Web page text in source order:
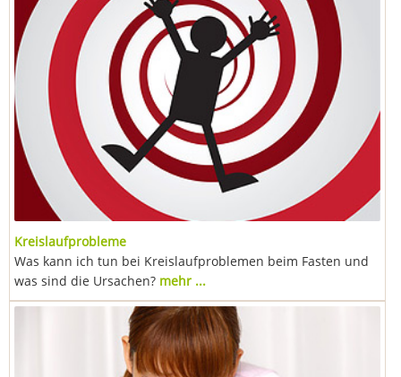
Kreislaufprobleme
Was kann ich tun bei Kreislaufproblemen beim Fasten und
was sind die Ursachen? mehr ...